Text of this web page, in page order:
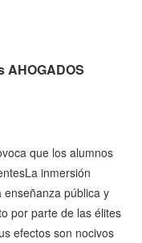
AHOGADOS
que los alumnos
inmersión
pública y
por parte de las élites
efectos son nocivos